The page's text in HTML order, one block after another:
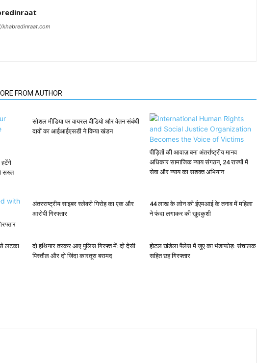
FROM AUTHOR
हटेंगे
सख्त
सोशल मीडिया पर वायरल वीडियो और वेतन संबंधी
दावों का आईआईएसडी ने किया खंडन
पीड़ितों की आवाज़ बना अंतर्राष्ट्रीय मानव
अधिकार सामाजिक न्याय संगठन, 24 राज्यों में
सेवा और न्याय का सशक्त अभियान
अंतरराष्ट्रीय साइबर स्लेवरी गिरोह का एक और
आरोपी गिरफ्तार
44 लाख के लोन की ईएमआई के तनाव में महिला
ने फंदा लगाकर की खुदकुशी
लटका
दो हथियार तस्कर आए पुलिस गिरफ्त में: दो देसी
पिस्तौल और दो जिंदा कारतूस बरामद
होटल खंडेला पैलेस में जुए का भंडाफोड़: संचालक
सहित छह गिरफ्तार